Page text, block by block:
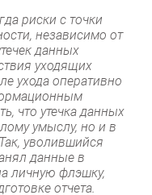
риски с точки
независимо от
данных
уходящих
ухода оперативно
что утечка данных
умыслу, но и в
уволившийся
данные в
личную флэшку,
отчета.